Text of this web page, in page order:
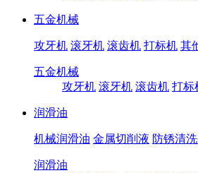
五金机械
攻牙机 滚牙机 滚齿机 打标机 其
五金机械
攻牙机 滚牙机 滚齿机 打标
润滑油
机械润滑油 金属切削液 防锈清洗
润滑油